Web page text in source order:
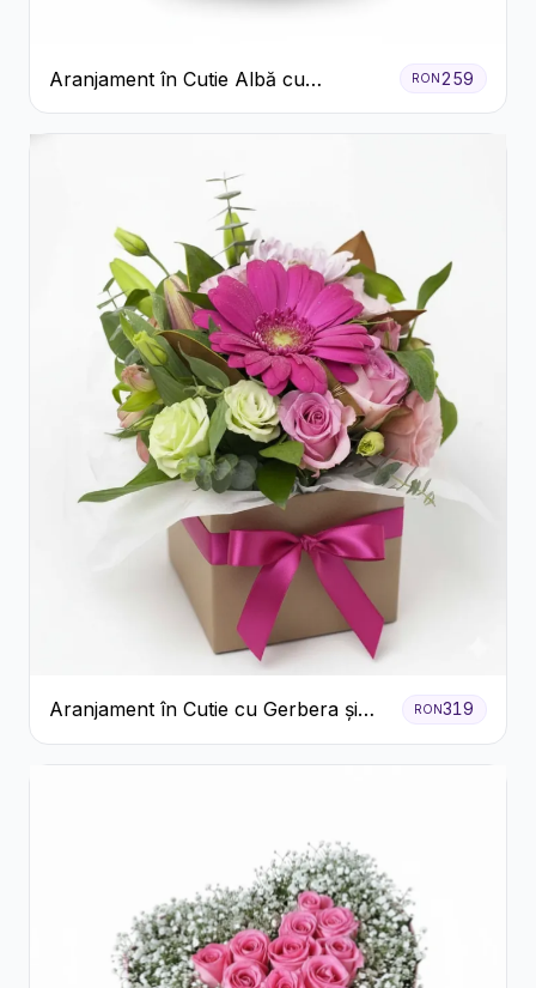
Aranjament în Cutie Albă cu
Trandafiri Roșii și Lisianthus
RON259
Aranjament în Cutie cu Gerbera și
Trandafiri Roz
RON319